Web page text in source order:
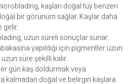
kaşları doğal tüy benzeri
bir görünüm sağlar. Kaşlar daha
gelir.
uzun süreli sonuçlar sunar.
yapıldığı için pigmentler uzun
süre şekilli kalır.
gün kaş doldurmak veya
kalmadan doğal ve belirgin kaşlara